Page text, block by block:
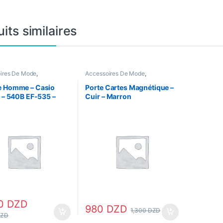
similaires
De Mode,
Homme – Casio
540B EF-535 –
DZD
Accessoires De Mode,
Homme
Porte Cartes Magnétique –
Cuir – Marron
980 DZD 1,300DZD